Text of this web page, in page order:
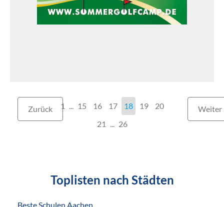
Zurück 1 ... 15 16 17 18 19
20
21 ... 26
Weiter
Toplisten nach Städten
Beste Schulen Aachen